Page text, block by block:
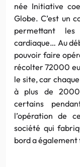
née Initiative
Globe. C’est un
permettant
cardiaque… Au
pouvoir faire
récolter 72000
le site, car
à plus de
certains
l’opération de
société qui
bord a également